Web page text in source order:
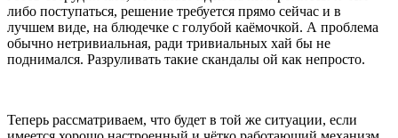
либо поступаться, решение требуется прямо сейчас и в
лучшем виде, на блюдечке с голубой каёмочкой. А проблема
обычно нетривиальная, ради тривиальных хай бы не
поднимался. Разруливать такие скандалы ой как непросто.
Теперь рассматриваем, что будет в той же ситуации, если